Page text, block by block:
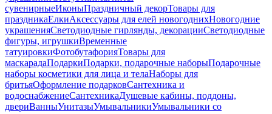
сувенирныеИконыПраздничный декорТовары для
праздникаЕлкиАксессуары для елей новогоднихНовогодние
украшенияСветодиодные гирлянды, декорацииСветодиодные
фигуры, игрушкиВременные
татуировкиФотобутафорияТовары для
маскарадаПодаркиПодарки, подарочные наборыПодарочные
наборы косметики для лица и телаНаборы для
бритьяОформление подарковСантехника и
водоснабжениеСантехникаДушевые кабины, поддоны,
двериВанныУнитазыУмывальникиУмывальники со